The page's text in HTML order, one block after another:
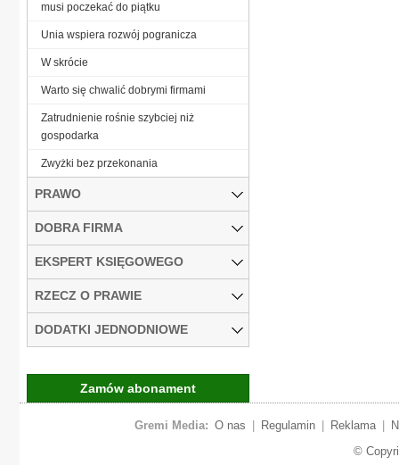
musi poczekać do piątku
Unia wspiera rozwój pogranicza
W skrócie
Warto się chwalić dobrymi firmami
Zatrudnienie rośnie szybciej niż
gospodarka
Zwyżki bez przekonania
PRAWO
DOBRA FIRMA
EKSPERT KSIĘGOWEGO
RZECZ O PRAWIE
DODATKI JEDNODNIOWE
Zamów abonament
Gremi Media: O nas Regulamin Reklama
©